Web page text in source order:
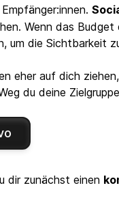
Wenn das
um die Sichtbarkeit
eher auf dich
du deine
dir zunächst einen